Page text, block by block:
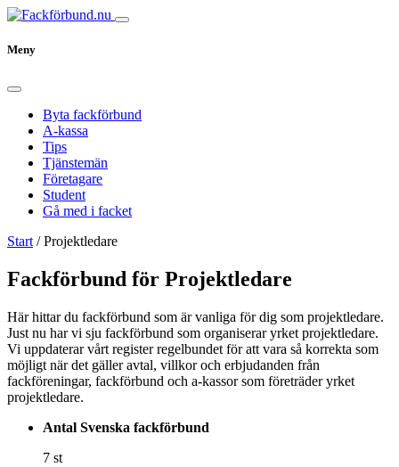
Meny
Byta fackförbund
A-kassa
Tips
Tjänstemän
Företagare
Student
Gå med i facket
Start /Projektledare
Fackförbund för Projektledare
Här hittar du fackförbund som är vanliga för dig som projektledare.
Just nu har vi sju fackförbund som organiserar yrket projektledare.
Vi uppdaterar vårt register regelbundet för att vara så korrekta som
möjligt när det gäller avtal, villkor och erbjudanden från
fackföreningar, fackförbund och a-kassor som företräder yrket
projektledare.
Antal Svenska fackförbund
7 st